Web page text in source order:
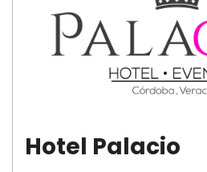
Hotel Palacio